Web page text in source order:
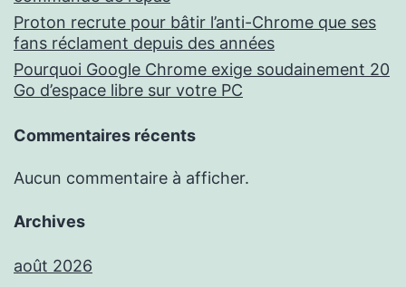
Proton recrute pour bâtir l’anti-Chrome que ses
fans réclament depuis des années
Pourquoi Google Chrome exige soudainement 20
Go d’espace libre sur votre PC
Commentaires récents
Aucun commentaire à afficher.
Archives
août 2026